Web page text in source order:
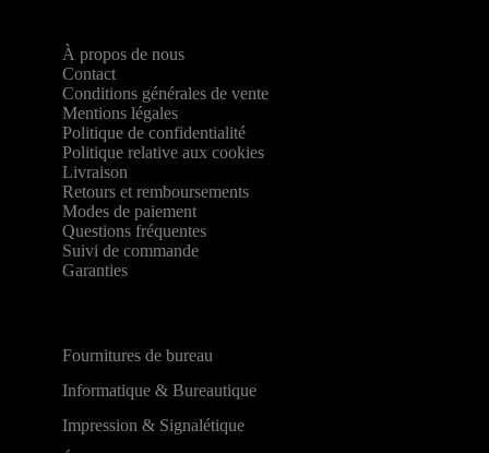
À propos de nous
Contact
Conditions générales de vente
Mentions légales
Politique de confidentialité
Politique relative aux cookies
Livraison
Retours et remboursements
Modes de paiement
Questions fréquentes
Suivi de commande
Garanties
Fournitures de bureau
Informatique & Bureautique
Impression & Signalétique